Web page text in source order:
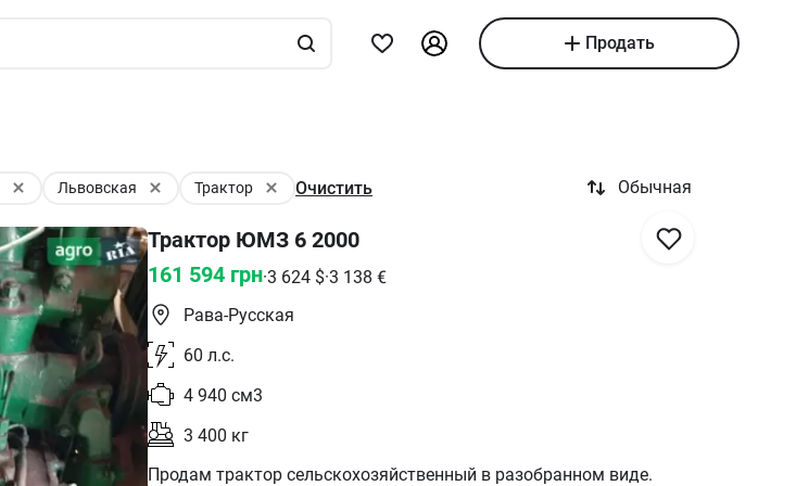
Продать
Львовская Трактор Очистить Обычная
Трактор ЮМЗ 6 2000
161 594 грн·3 624 $·3 138 €
Рава-Русская
60 л.с.
4 940 см3
3 400 кг
Продам трактор сельскохозяйственный в разобранном виде.